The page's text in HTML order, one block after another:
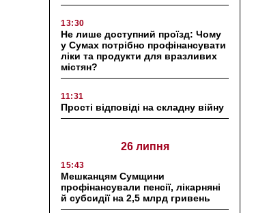
13:30
Не лише доступний проїзд: Чому
у Сумах потрібно профінансувати
ліки та продукти для вразливих
містян?
11:31
Прості відповіді на складну війну
26 липня
15:43
Мешканцям Сумщини
профінансували пенсії, лікарняні
й субсидії на 2,5 млрд гривень